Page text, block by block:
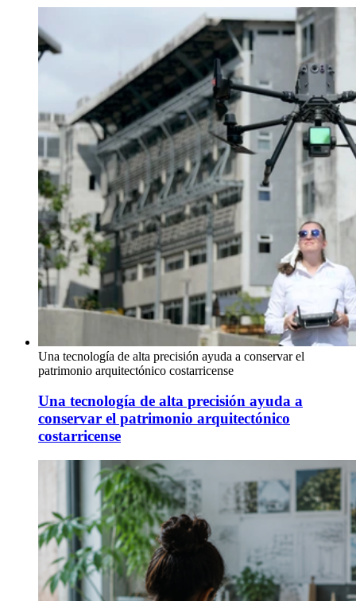
Una tecnología de alta precisión ayuda a conservar el
patrimonio arquitectónico costarricense
Una tecnología de alta precisión ayuda a
conservar el patrimonio arquitectónico
costarricense